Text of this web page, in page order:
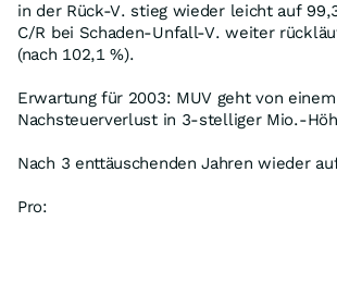
in der Rück-V. stieg wieder leicht auf
C/R bei Schaden-Unfall-V. weiter
(nach 102,1 %).
Erwartung für 2003: MUV geht von einem
Nachsteuerverlust in 3-stelliger Mio.-
Nach 3 enttäuschenden Jahren wieder
Pro: